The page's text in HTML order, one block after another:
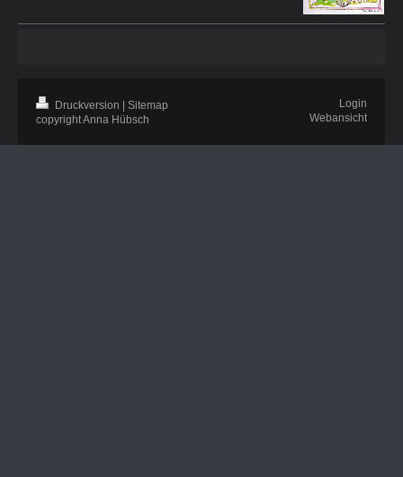
Druckversion
Sitemap
copyright Anna Hübsch
Login
Webansicht